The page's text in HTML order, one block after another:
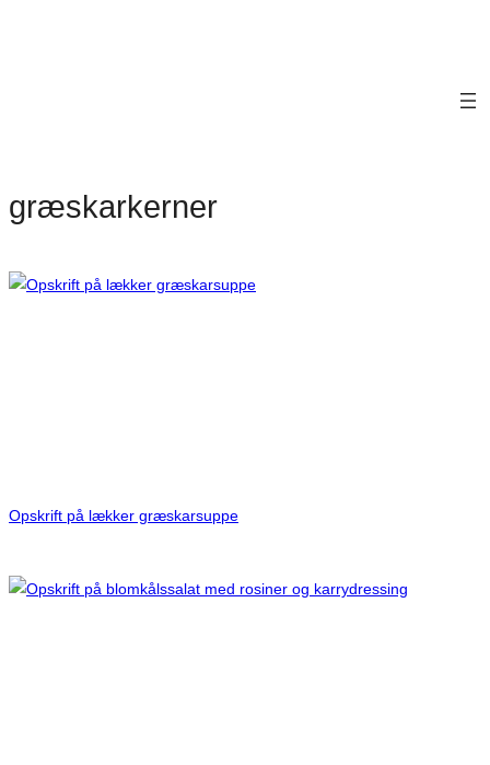
græskarkerner
Opskrift på lækker græskarsuppe